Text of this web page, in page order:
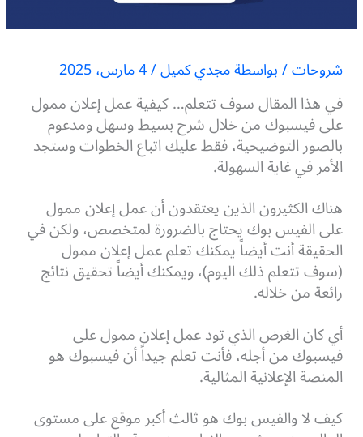
شروحات/ بواسطةمجدي كميل/4 مارس، 2025
في هذا المقال سوف تتعلم… كيفية عمل إعلان ممول
على فيسبوك من خلال شرح بسيط وسهل ومدعوم
بالصور التوضيحية، فقط عليك اتباع الخطوات وستجد
الأمر في غاية السهولة.
هناك الكثيرون الذين يعتقدون أن عمل إعلان ممول
على الفيس بوك يحتاج بالضرورة لمتخصص، ولكن في
الحقيقة أنت أيضاً يمكنك تعلم عمل إعلان ممول
(سوف تتعلم ذلك اليوم)، ويمكنك أيضاً تحقيق نتائج
رائعة من خلاله.
أي كان الغرض الذي تود عمل إعلان ممول على
فيسبوك من أجله، فأنت تعلم جيداً أن فيسبوك هو
المنصة الإعلانية المثالية.
كيف لا والفيس بوك هو ثالث أكبر موقع على مستوى